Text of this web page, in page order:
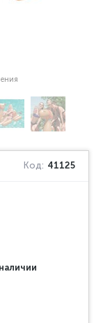
Код: 41125